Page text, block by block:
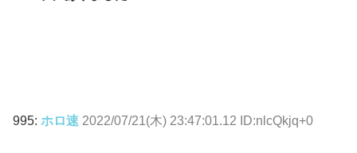
995: ホロ速 2022/07/21(木) 23:47:01.12 ID:nlcQkjq+0